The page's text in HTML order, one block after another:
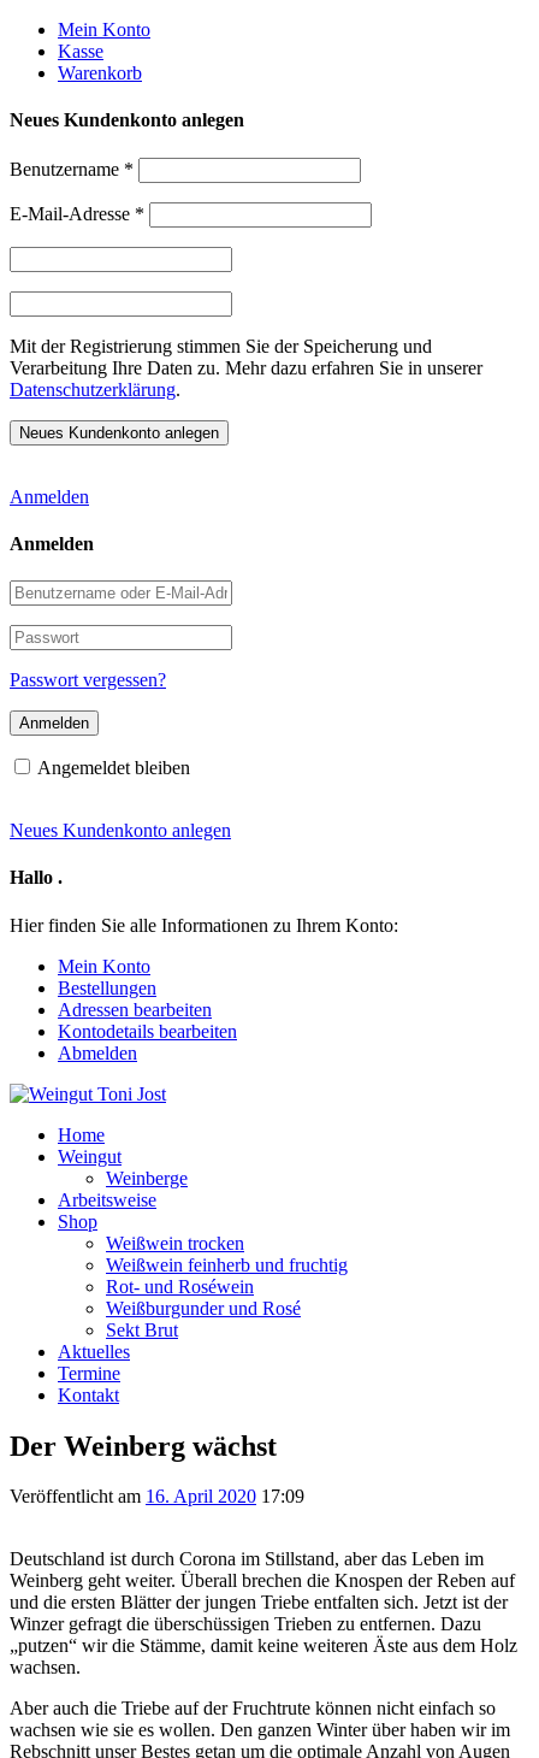
Weiter
zum
Inhalt
Mein Konto
Kasse
Warenkorb
Neues Kundenkonto anlegen
Benutzername *
E-Mail-Adresse *
Mit der Registrierung stimmen Sie der Speicherung und
Verarbeitung Ihre Daten zu. Mehr dazu erfahren Sie in unserer
Datenschutzerklärung.
Anmelden
Anmelden
Benutzername
oder
E-
Mail-
Adresse
Passwort
Passwort vergessen?
Angemeldet bleiben
Neues Kundenkonto anlegen
Hallo .
Hier finden Sie alle Informationen zu Ihrem Konto:
Mein Konto
Bestellungen
Adressen bearbeiten
Kontodetails bearbeiten
Abmelden
Home
Weingut
Weinberge
Arbeitsweise
Shop
Weißwein trocken
Weißwein feinherb und fruchtig
Rot- und Roséwein
Weißburgunder und Rosé
Sekt Brut
Aktuelles
Termine
Kontakt
Der Weinberg wächst
Veröffentlicht am 16. April 2020 17:09
Deutschland ist durch Corona im Stillstand, aber das Leben im
Weinberg geht weiter. Überall brechen die Knospen der Reben auf
und die ersten Blätter der jungen Triebe entfalten sich. Jetzt ist der
Winzer gefragt die überschüssigen Trieben zu entfernen. Dazu
„putzen“ wir die Stämme, damit keine weiteren Äste aus dem Holz
wachsen.
Aber auch die Triebe auf der Fruchtrute können nicht einfach so
wachsen wie sie es wollen. Den ganzen Winter über haben wir im
Rebschnitt unser Bestes getan um die optimale Anzahl von Augen